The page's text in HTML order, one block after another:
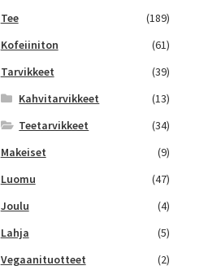
Tee
(189)
Kofeiiniton
(61)
Tarvikkeet
(39)
Kahvitarvikkeet
(13)
Teetarvikkeet
(34)
Makeiset
(9)
Luomu
(47)
Joulu
(4)
Lahja
(5)
Vegaanituotteet
(2)